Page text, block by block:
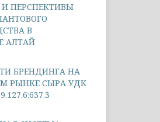
ПЕРСПЕКТИВЫ
В
АЛТАЙ
БРЕНДИНГА НА
РЫНКЕ СЫРА УДК